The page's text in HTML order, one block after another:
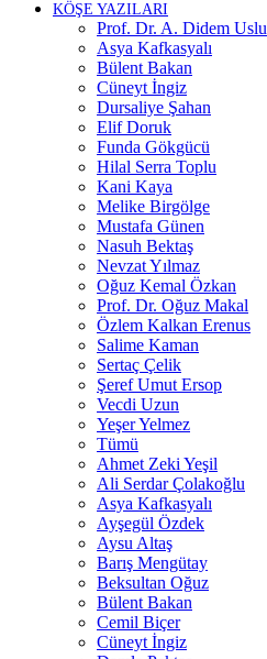
KÖŞE YAZILARI
Prof. Dr. A. Didem Uslu
Asya Kafkasyalı
Bülent Bakan
Cüneyt İngiz
Dursaliye Şahan
Elif Doruk
Funda Gökgücü
Hilal Serra Toplu
Kani Kaya
Melike Birgölge
Mustafa Günen
Nasuh Bektaş
Nevzat Yılmaz
Oğuz Kemal Özkan
Prof. Dr. Oğuz Makal
Özlem Kalkan Erenus
Salime Kaman
Sertaç Çelik
Şeref Umut Ersop
Vecdi Uzun
Yeşer Yelmez
Tümü
Ahmet Zeki Yeşil
Ali Serdar Çolakoğlu
Asya Kafkasyalı
Ayşegül Özdek
Aysu Altaş
Barış Mengütay
Beksultan Oğuz
Bülent Bakan
Cemil Biçer
Cüneyt İngiz